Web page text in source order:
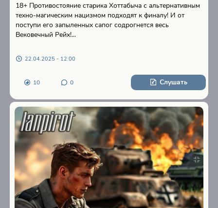
18+ Противостояние старика Хоттабыча с альтернативным
техно-магическим нацизмом подходят к финалу! И от
поступи его запыленных сапог содрогнется весь
Вековечный Рейх!...
22.04.2025 - 12:00
10 0 Слушать